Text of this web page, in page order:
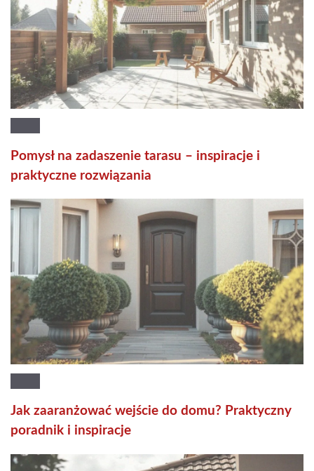
Pomysł na zadaszenie tarasu – inspiracje i
praktyczne rozwiązania
Jak zaaranżować wejście do domu? Praktyczny
poradnik i inspiracje